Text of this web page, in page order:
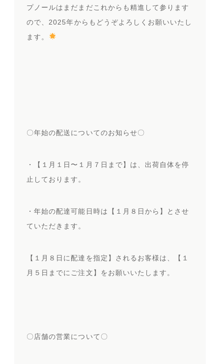
プノールはまだまだこれからも精進して参ります
ので、2025年からもどうぞよろしくお願いいたし
ます。
〇年始の配送についてのお知らせ〇
・【１月１日〜１月７日まで】は、出荷自体を停
止しております。
・年始の配達可能日時は【１月８日から】とさせ
ていただきます。
【１月８日に配達を指定】されるお客様は、【１
月５日までにご注文】をお願いいたします。
〇店舗の営業について〇